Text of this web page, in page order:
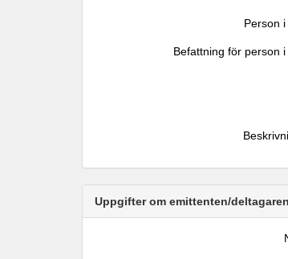
Person
Befattning för person
Uppgifter om emittenten/